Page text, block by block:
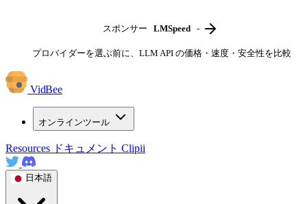
スポンサー LMSpeed -
プロバイダーを選ぶ前に、LLM API の価格・速度・安全性を比較
VidBee
オンラインツール
Resources ドキュメント Clipii
日本語